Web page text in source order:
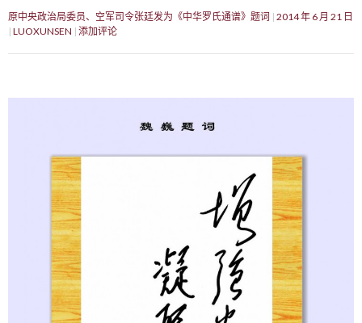
原中央政治局委员、空军司令张廷发为《中华罗氏通谱》题词 2014 年 6 月 21 日
LUOXUNSEN 添加评论